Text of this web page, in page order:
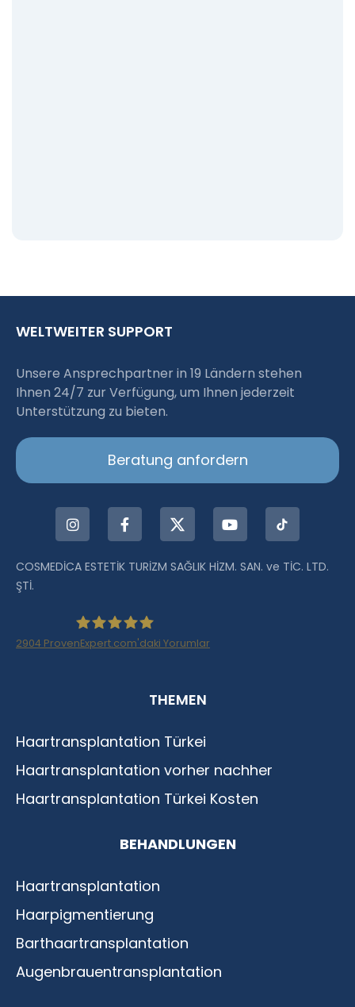
WELTWEITER SUPPORT
Unsere Ansprechpartner in 19 Ländern stehen
Ihnen 24/7 zur Verfügung, um Ihnen jederzeit
Unterstützung zu bieten.
Beratung anfordern
COSMEDİCA ESTETİK TURİZM SAĞLIK HİZM. SAN. ve TİC. LTD.
ŞTİ.
Istanbul
2904 ProvenExpert.com'daki Yorumlar
THEMEN
Haartransplantation Türkei
Haartransplantation vorher nachher
Haartransplantation Türkei Kosten
BEHANDLUNGEN
Haartransplantation
Haarpigmentierung
Barthaartransplantation
Augenbrauentransplantation